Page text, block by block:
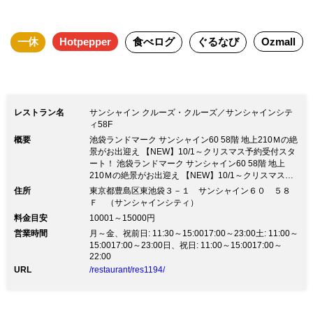
一休 Hotpepper 食べログ ぐるなび Ozmall
レストラン名
サンシャイン クルーズ・クルーズ／サンシャインシテ
ィ58F
概要
池袋ランドマーク サンシャイン60 58階 地上210Ｍの絶
景がお出迎え 【NEW】10/1～クリスマス予約受付スタ
ート！ 池袋ランドマーク サンシャイン60 58階 地上
210Ｍの絶景がお出迎え 【NEW】10/1～クリスマス予
約受付スタート！５８Ｆという高層階から眺める景色は
まさに絶景。 五感をくすぐるイタリアンフレンチをコ
日限定でアフタヌーンティーもスタート。 新生活様式
に即したウイルス感染防止対策を実施しており、様々な
用途でご利用がいただけるスカイレストランです。 ■記
念日・誕生日・各種お祝いにアニバーサリーコース
10,000円～ ■【各種イベント・宴席】少人数から大人数
住所
東京都豊島区東池袋３－１ サンシャイン６０ ５８
Ｆ （サンシャインシティ）
料金目安
10001～15000円
営業時間
月～金、祝前日: 11:30～15:0017:00～23:00土: 11:00～
15:0017:00～23:00日、祝日: 11:00～15:0017:00～
22:00
URL
/restaurant/res1194/